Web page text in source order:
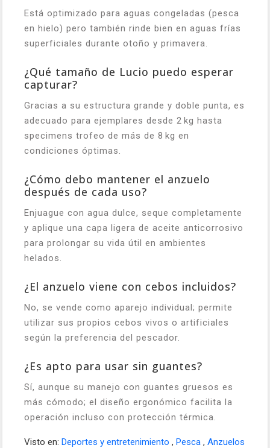
Está optimizado para aguas congeladas (pesca
en hielo) pero también rinde bien en aguas frías
superficiales durante otoño y primavera.
¿Qué tamaño de Lucio puedo esperar
capturar?
Gracias a su estructura grande y doble punta, es
adecuado para ejemplares desde 2 kg hasta
specimens trofeo de más de 8 kg en
condiciones óptimas.
¿Cómo debo mantener el anzuelo
después de cada uso?
Enjuague con agua dulce, seque completamente
y aplique una capa ligera de aceite anticorrosivo
para prolongar su vida útil en ambientes
helados.
¿El anzuelo viene con cebos incluidos?
No, se vende como aparejo individual; permite
utilizar sus propios cebos vivos o artificiales
según la preferencia del pescador.
¿Es apto para usar sin guantes?
Sí, aunque su manejo con guantes gruesos es
más cómodo; el diseño ergonómico facilita la
operación incluso con protección térmica.
Visto en: Deportes y entretenimiento , Pesca , Anzuelos